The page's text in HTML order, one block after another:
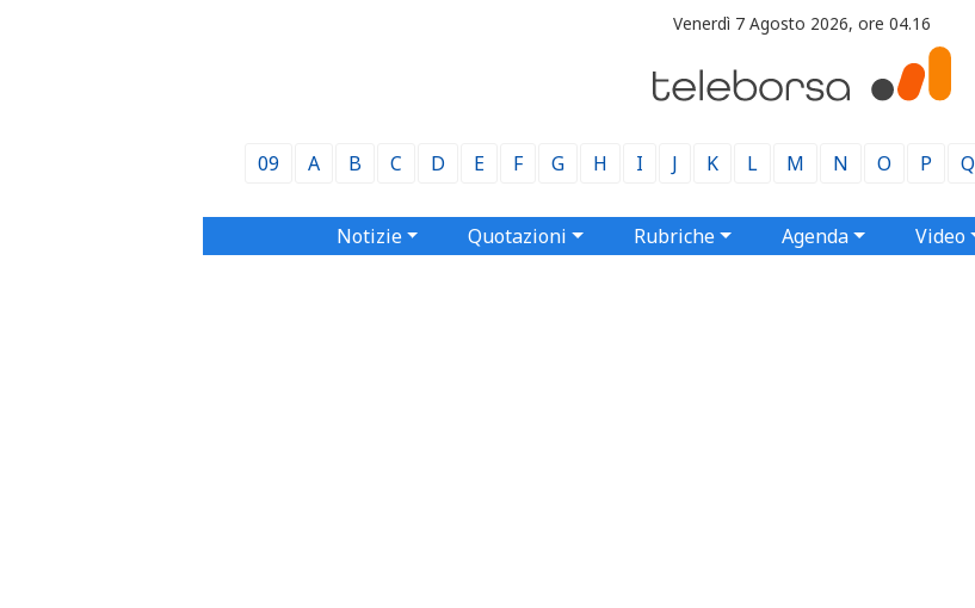
Venerdì 7 Agosto 2026, ore 04.16
09 A B C D E F G H I J K L M N O P Q
Notizie Quotazioni Rubriche Agenda Video